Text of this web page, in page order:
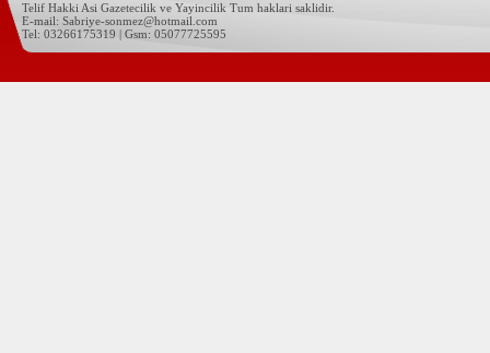
Telif Hakki Asi Gazetecilik ve Yayincilik Tum haklari saklidir.
E-mail: Sabriye-sonmez@hotmail.com
Tel: 03266175319 | Gsm: 05077725595